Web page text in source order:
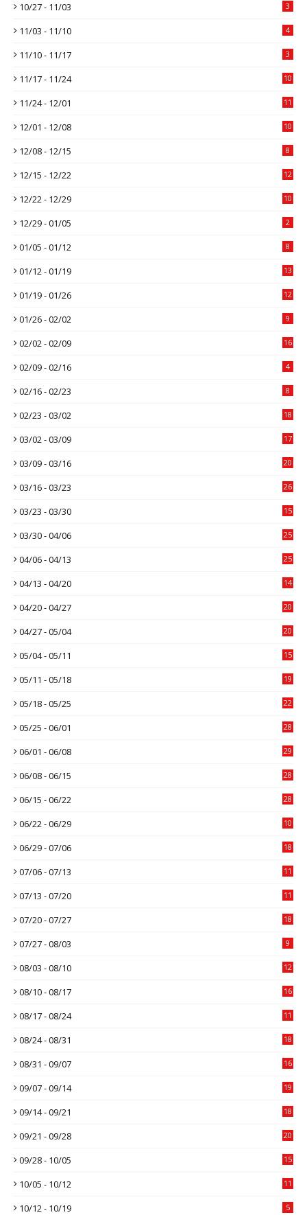
10/27 - 11/03 3
11/03 - 11/10 4
11/10 - 11/17 3
11/17 - 11/24 10
11/24 - 12/01 11
12/01 - 12/08 10
12/08 - 12/15 8
12/15 - 12/22 12
12/22 - 12/29 10
12/29 - 01/05 2
01/05 - 01/12 8
01/12 - 01/19 13
01/19 - 01/26 12
01/26 - 02/02 9
02/02 - 02/09 16
02/09 - 02/16 4
02/16 - 02/23 8
02/23 - 03/02 18
03/02 - 03/09 17
03/09 - 03/16 20
03/16 - 03/23 26
03/23 - 03/30 15
03/30 - 04/06 25
04/06 - 04/13 25
04/13 - 04/20 14
04/20 - 04/27 20
04/27 - 05/04 20
05/04 - 05/11 15
05/11 - 05/18 19
05/18 - 05/25 22
05/25 - 06/01 28
06/01 - 06/08 29
06/08 - 06/15 28
06/15 - 06/22 28
06/22 - 06/29 10
06/29 - 07/06 18
07/06 - 07/13 11
07/13 - 07/20 11
07/20 - 07/27 18
07/27 - 08/03 9
08/03 - 08/10 12
08/10 - 08/17 16
08/17 - 08/24 11
08/24 - 08/31 18
08/31 - 09/07 16
09/07 - 09/14 19
09/14 - 09/21 18
09/21 - 09/28 20
09/28 - 10/05 15
10/05 - 10/12 11
10/12 - 10/19 5